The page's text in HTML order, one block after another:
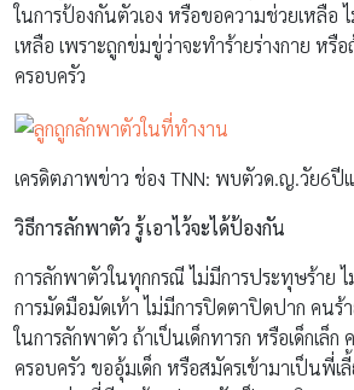
ในการป้องกันตัวเอง หรือขอความช่วยเหลือ
เหลือ เพราะถูกข่มขู่ว่าจะทำร้ายร่างกาย ห
ครอบครัว
เครดิตภาพข่าว ช่อง TNN: พบตัวด.ญ.วัย6ปี
วิธีการลักพาตัว รู้เอาไว้จะได้ป้องกัน
การลักพาตัวในทุกกรณี ไม่มีการประทุษร้าย
การมัดมือมัดเท้า ไม่มีการปิดตาปิดปาก คนร้
ในการลักพาตัว ถ้าเป็นเด็กทารก หรือเด็กเล็
ครอบครัว ขออุ้มเด็ก หรือสมัครเข้ามาเป็นพี่